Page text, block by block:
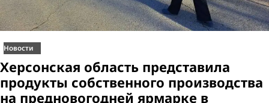
Новости
Херсонская область представила
продукты собственного производства
на предновогодней ярмарке в